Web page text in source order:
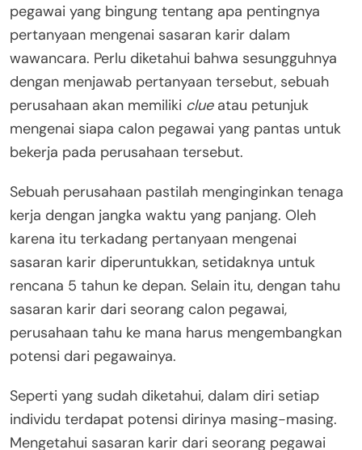
pegawai yang bingung tentang apa pentingnya
pertanyaan mengenai sasaran karir dalam
wawancara. Perlu diketahui bahwa sesungguhnya
dengan menjawab pertanyaan tersebut, sebuah
perusahaan akan memiliki clue atau petunjuk
mengenai siapa calon pegawai yang pantas untuk
bekerja pada perusahaan tersebut.
Sebuah perusahaan pastilah menginginkan tenaga
kerja dengan jangka waktu yang panjang. Oleh
karena itu terkadang pertanyaan mengenai
sasaran karir diperuntukkan, setidaknya untuk
rencana 5 tahun ke depan. Selain itu, dengan tahu
sasaran karir dari seorang calon pegawai,
perusahaan tahu ke mana harus mengembangkan
potensi dari pegawainya.
Seperti yang sudah diketahui, dalam diri setiap
individu terdapat potensi dirinya masing-masing.
Mengetahui sasaran karir dari seorang pegawai